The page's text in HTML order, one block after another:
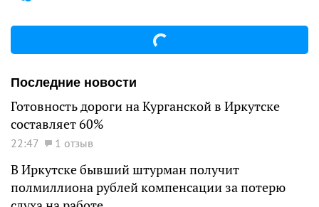
Последние новости
Готовность дороги на Курганской в Иркутске
составляет 60%
22:47 1 отзыв
В Иркутске бывший штурман получит
полмиллиона рублей компенсации за потерю